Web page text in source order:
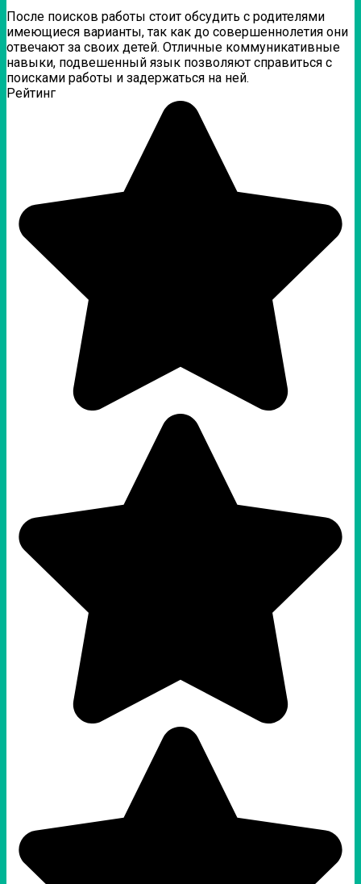
После поисков работы стоит обсудить с родителями
имеющиеся варианты, так как до совершеннолетия они
отвечают за своих детей. Отличные коммуникативные
навыки, подвешенный язык позволяют справиться с
поисками работы и задержаться на ней.
Рейтинг